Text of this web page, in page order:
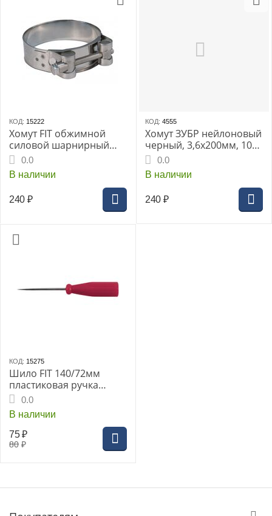
КОД: 15222
Хомут FIT обжимной
силовой шарнирный
нерж.сталь 80-85мм
0.0
В наличии
240 ₽
КОД: 4555
Хомут ЗУБР нейлоновый
черный, 3,6х200мм, 100
шт0.0
В наличии
240 ₽
КОД: 15275
Шило FIT 140/72мм
пластиковая ручка
(67405i)
0.0
В наличии
80 ₽
75 ₽